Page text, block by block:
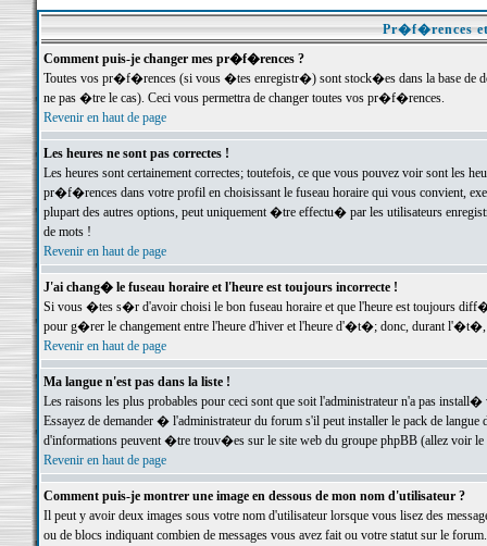
Pr�f�rences
Comment puis-je changer mes pr�f�rences ?
Toutes vos pr�f�rences (si vous �tes enregistr�) sont stock�es dans la base de
ne pas �tre le cas). Ceci vous permettra de changer toutes vos pr�f�rences.
Revenir en haut de page
Les heures ne sont pas correctes !
Les heures sont certainement correctes; toutefois, ce que vous pouvez voir sont
pr�f�rences dans votre profil en choisissant le fuseau horaire qui vous convient,
plupart des autres options, peut uniquement �tre effectu� par les utilisateurs
de mots !
Revenir en haut de page
J'ai chang� le fuseau horaire et l'heure est toujours incorrecte !
Si vous �tes s�r d'avoir choisi le bon fuseau horaire et que l'heure est toujours
pour g�rer le changement entre l'heure d'hiver et l'heure d'�t�; donc, durant
Revenir en haut de page
Ma langue n'est pas dans la liste !
Les raisons les plus probables pour ceci sont que soit l'administrateur n'a pas
Essayez de demander � l'administrateur du forum s'il peut installer le pack de
d'informations peuvent �tre trouv�es sur le site web du groupe phpBB (allez voir le
Revenir en haut de page
Comment puis-je montrer une image en dessous de mon nom d'utilisateur ?
Il peut y avoir deux images sous votre nom d'utilisateur lorsque vous lisez des
ou de blocs indiquant combien de messages vous avez fait ou votre statut sur le